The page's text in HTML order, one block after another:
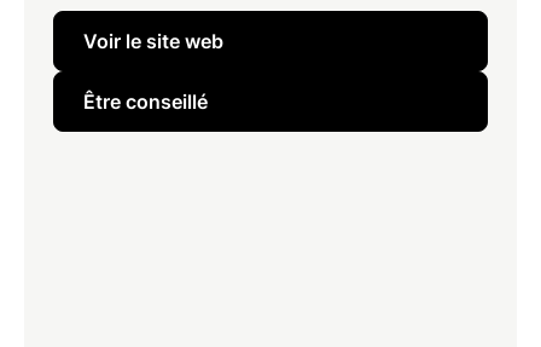
Voir le site web
Être conseillé